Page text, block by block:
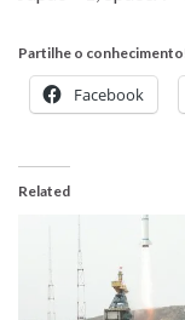
Partilhe o
Facebook
Related